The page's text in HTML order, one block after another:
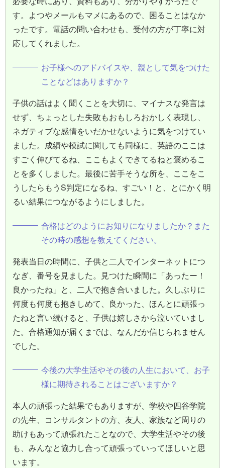
す。よつやメールもマメにあるので、困ることはなか
ったです。電話の問い合わせも、受付の方が丁寧に対
応してくれました。
お子様へのアドバイスや、親として気をつけた
ことなどはありますか？
子供の話はよく聞くことを大切に、マイナスな発言は
せず、ちょっとした失敗もおもしろおかしく表現し、
ネガティブな感情をいだかせないように気をつけてい
ました。成績や模試に関しても同様に、英語のここは
すごく伸びてるね、ここもよくできてるねと褒めるこ
とを多くしました。最後に苦手そうな所を、ここをこ
うしたらもうS判定になるね、すごい！と、とにかく明
るい結果につながるようにしました。
合格はどのようにお知りになりましたか？また
その時の感想を教えてください。
発表当日の時間に、子供と二人でインターネットにつ
なぎ、番号を見ました。見つけた瞬間に「あったー！
良かったね」と、二人で抱き合いました。久しぶりに
何度も何度も抱きしめて、良かった、ほんとに頑張っ
たねと言い続けると、子供は嬉しさから泣いていまし
た。合格通知が届くまでは、なんだか信じられません
でした。
今後の大学生活やその後の人生において、お子
様に期待されることはございますか？
本人の頑張った結果でもありますが、学校や四谷学院
の先生、コンサルタントの方、友人、家族など周りの
助けもあって頑張れたことなので、大学生活やその後
も、みんなと協力し合って頑張っていってほしいと思
います。